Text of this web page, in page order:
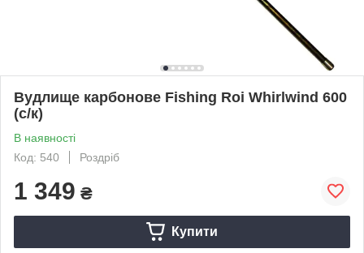
Вудлище карбонове Fishing Roi Whirlwind 600
(с/к)
В наявності
Код: 540
Роздріб
1 349 ₴
Купити